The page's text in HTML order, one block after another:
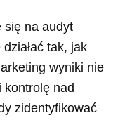
się na audyt
tak, jak
wyniki nie
kontrolę nad
zidentyfikować